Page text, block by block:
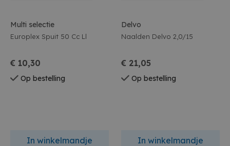
Multi selectie
Europlex Spuit 50 Cc Ll
€ 10,30
Op bestelling
In winkelmandje
Delvo
Naalden Delvo 2,0/15
€ 21,05
Op bestelling
In winkelmandje